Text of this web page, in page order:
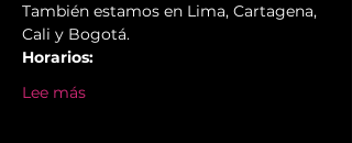
También estamos en Lima, Cartagena,
Cali y Bogotá.
Horarios:
Lee más